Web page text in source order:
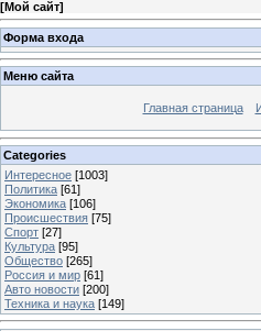
[Мой сайт]
Форма входа
Меню сайта
Главная страница
Categories
Интересное [1003]
Политика [61]
Экономика [106]
Происшествия [75]
Спорт [27]
Культура [95]
Общество [265]
Россия и мир [61]
Авто новости [200]
Техника и наука [149]